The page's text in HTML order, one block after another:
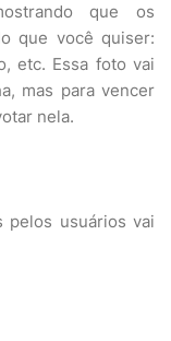
que os
que você quiser:
etc. Essa foto vai
mas para vencer
nela.
pelos usuários vai